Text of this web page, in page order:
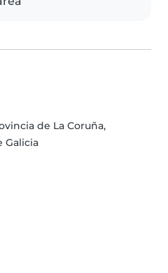
de La Coruña,
Galicia